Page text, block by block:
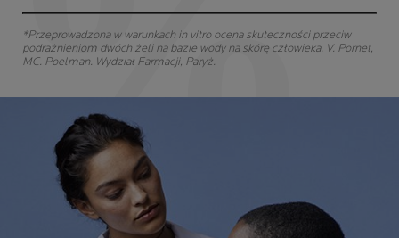
*Przeprowadzona w warunkach in vitro ocena skuteczności przeciw
podrażnieniom dwóch żeli na bazie wody na skórę człowieka. V. Pornet,
MC. Poelman. Wydział Farmacji, Paryż.